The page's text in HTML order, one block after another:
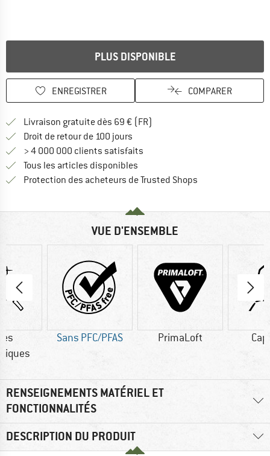
PLUS DISPONIBLE
ENREGISTRER COMPARER
Livraison gratuite dès 69 € (FR)
Droit de retour de 100 jours
> 4 000 000 clients satisfaits
Tous les articles disponibles
Protection des acheteurs de Trusted Shops
VUE D'ENSEMBLE
Sans PFC/PFAS PrimaLoft
RENSEIGNEMENTS MATÉRIEL ET
FONCTIONNALITÉS
DESCRIPTION DU PRODUIT